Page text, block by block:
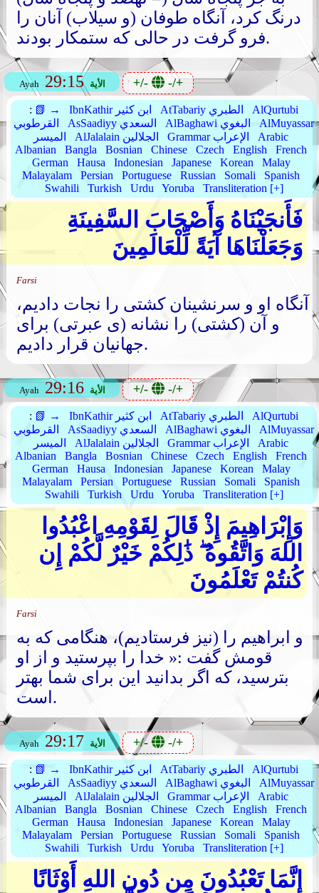
درنگ کرد، آنگاه طوفان (و سیلاب) آنان را
فرو گرفت در حالی که ستمکار بودند.
Ayah 29:15 الأية +/- -/+
: 📗 → IbnKathir ابن كثير AtTabariy الطبري
AlQurtubi
القرطوبي
AsSaadiyy السعدي AlBaghawi البغوي
AlMuyassar
الميسر
AlJalalain الجلالين Grammar الإعراب
Arabic
Albanian
Bangla Bosnian Chinese Czech English
French
German
Hausa Indonesian Japanese Korean
Malay
Malayalam
Persian Portuguese Russian Somali
Spanish
Swahili
Turkish Urdu Yoruba Transliteration [+]
فَأَنجَيْنَاهُ وَأَصْحَابَ السَّفِينَةِ
وَجَعَلْنَاهَا آيَةً لِّلْعَالَمِينَ
Farsi
آنگاه او و سرنشینان کشتی را نجات دادیم،
و آن (کشتی) را نشانه (ی عبرتی) برای
جهانیان قرار دادیم.
Ayah 29:16 الأية +/- -/+
: 📗 → IbnKathir ابن كثير AtTabariy الطبري
AlQurtubi
القرطوبي
AsSaadiyy السعدي AlBaghawi البغوي
AlMuyassar
الميسر
AlJalalain الجلالين Grammar الإعراب
Arabic
Albanian
Bangla Bosnian Chinese Czech English
French
German
Hausa Indonesian Japanese Korean
Malay
Malayalam
Persian Portuguese Russian Somali
Spanish
Swahili
Turkish Urdu Yoruba Transliteration [+]
وَإِبْرَاهِيمَ إِذْ قَالَ لِقَوْمِهِ اعْبُدُوا
اللهَ وَاتَّقُوهُ ۖ ذَٰلِكُمْ خَيْرٌ لَّكُمْ إِن
كُنتُمْ تَعْلَمُونَ
Farsi
و ابراهیم را (نیز فرستادیم)، هنگامی که به
قومش گفت :« خدا را بپرستید و از او
بترسید، که اگر بدانید این برای شما بهتر
است.
Ayah 29:17 الأية +/- -/+
: 📗 → IbnKathir ابن كثير AtTabariy الطبري
AlQurtubi
القرطوبي
AsSaadiyy السعدي AlBaghawi البغوي
AlMuyassar
الميسر
AlJalalain الجلالين Grammar الإعراب
Arabic
Albanian
Bangla Bosnian Chinese Czech English
French
German
Hausa Indonesian Japanese Korean
Malay
Malayalam
Persian Portuguese Russian Somali
Spanish
Swahili
Turkish Urdu Yoruba Transliteration [+]
إِنَّمَا تَعْبُدُونَ مِن دُونِ اللهِ أَوْثَانًا